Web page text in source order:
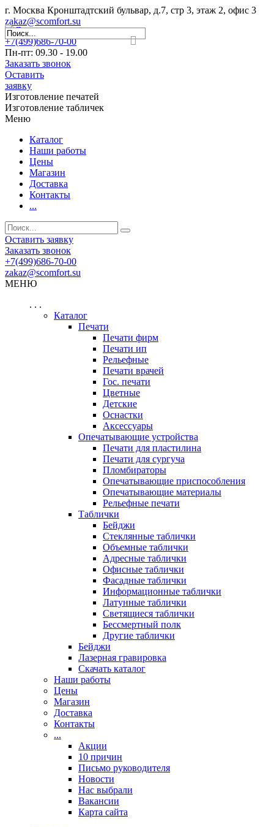
г. Москва Кронштадтский бульвар, д.7, стр 3, этаж 2, офис 3
zakaz@scomfort.su
+7(499)686-70-00
Пн-пт: 09.30 - 19.00
Заказать звонок
Оставить
заявку
Изготовление печатей
Изготовление табличек
Меню
Каталог
Наши работы
Цены
Магазин
Доставка
Контакты
...
Оставить заявку
Заказать звонок
+7(499)686-70-00
zakaz@scomfort.su
МЕНЮ
. . .
Каталог
Печати
Печати фирм
Печати ип
Рельефные
Печати врачей
Гос. печати
Цветные
Детские
Оснастки
Аксессуары
Опечатывающие устройства
Печати для пластилина
Печати для сургуча
Пломбираторы
Опечатывающие приспособления
Опечатывающие материалы
Рельефные печати
Таблички
Бейджи
Стеклянные таблички
Объемные таблички
Адресные таблички
Офисные таблички
Фасадные таблички
Информационные таблички
Латунные таблички
Светящиеся таблички
Бессмертный полк
Другие таблички
Бейджи
Лазерная гравировка
Скачать каталог
Наши работы
Цены
Магазин
Доставка
Контакты
...
Акции
10 причин
Письмо руководителя
Новости
Нас выбрали
Вакансии
Карта сайта